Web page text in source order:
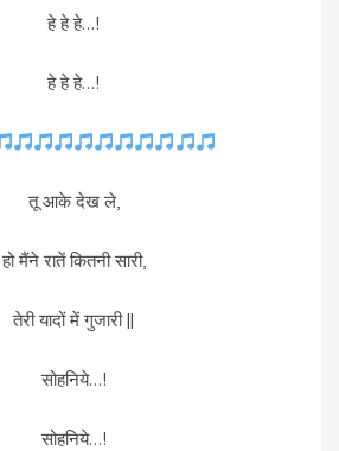
हे हे हे…!
हे हे हे…!
तू आके देख ले,
हो मैंने रातें कितनी सारी,
तेरी यादों में गुजारी ||
सोहनिये…!
सोहनिये…!